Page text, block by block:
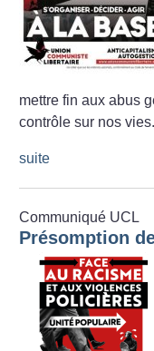
mettre fin aux abus
contrôle sur nos vies.
suite
Communiqué UCL
Présomption